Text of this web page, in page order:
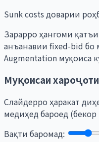
Sunk costs доварии
Зарарро ҳангоми
анъанавии fixed-bid бо
Augmentation муқоиса
Муқоисаи
Слайдерро ҳаракат
медиҳед бароед
Вақти баромад: